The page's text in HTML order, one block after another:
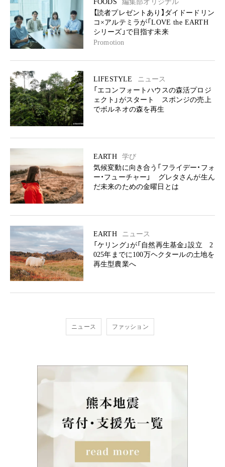
FOODS
編集部オリジナル
【読者プレゼントあり】ダイドードリン
コ×アルテミラが「LOVE the EARTH
シリーズ」で目指す未来
Promotion
LIFESTYLE
ニュース
「エコンフォートハウスの森活プロジ
ェクト」がスタート スポンジの売上
でボルネオの森を再生
EARTH
学び
気候変動に向き合う「フライデー・フォ
ー・フューチャー」 グレタさんが生ん
だ未来のための金曜日とは
EARTH
ニュース
「ケリング」が「自然再生基金」設立 2
025年までに100万ヘクタールの土地を
再生型農業へ
ニュース ファッション